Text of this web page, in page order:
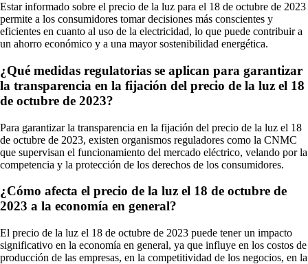
Estar informado sobre el precio de la luz para el 18 de octubre de 2023
permite a los consumidores tomar decisiones más conscientes y
eficientes en cuanto al uso de la electricidad, lo que puede contribuir a
un ahorro económico y a una mayor sostenibilidad energética.
¿Qué medidas regulatorias se aplican para garantizar
la transparencia en la fijación del precio de la luz el 18
de octubre de 2023?
Para garantizar la transparencia en la fijación del precio de la luz el 18
de octubre de 2023, existen organismos reguladores como la CNMC
que supervisan el funcionamiento del mercado eléctrico, velando por la
competencia y la protección de los derechos de los consumidores.
¿Cómo afecta el precio de la luz el 18 de octubre de
2023 a la economía en general?
El precio de la luz el 18 de octubre de 2023 puede tener un impacto
significativo en la economía en general, ya que influye en los costos de
producción de las empresas, en la competitividad de los negocios, en la